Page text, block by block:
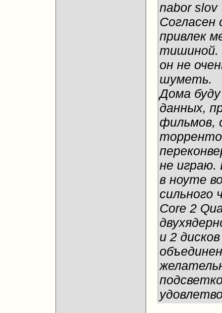
nabor slov
Согласен
привлек
тишиной.
он не
шуметь.
Дома
данных,
фильмов,
не играю.
в ноуте
сильного
Core 2
и 2